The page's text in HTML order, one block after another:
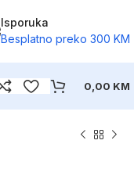
Isporuka
Besplatno preko 300 KM
0,00 KM